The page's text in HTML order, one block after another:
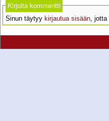
Kirjoita kommentti
Sinun täytyy kirjautua sisään, jotta